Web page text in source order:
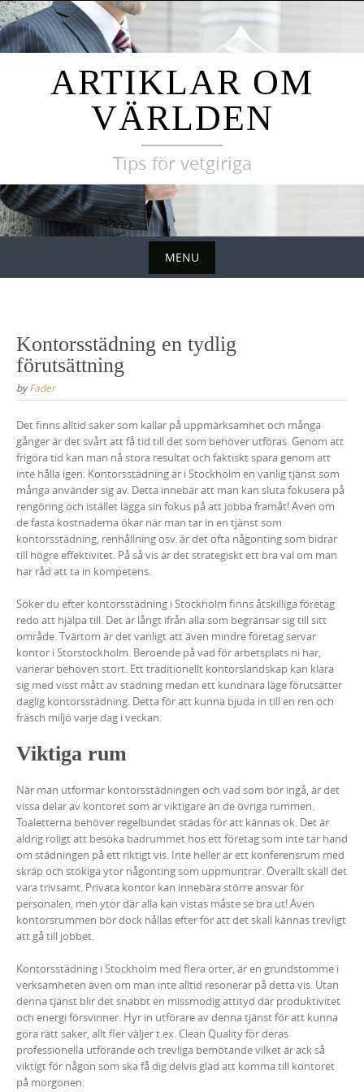
Skip
to
content
ARTIKLAR OM
VÄRLDEN
Tips för vetgiriga
MENU
content
Kontorsstädning en tydlig
förutsättning
byFader
Det finns alltid saker som kallar på uppmärksamhet och många
gånger är det svårt att få tid till det som behöver utföras. Genom att
frigöra tid kan man nå stora resultat och faktiskt spara genom att
inte hålla igen. Kontorsstädning är i Stockholm en vanlig tjänst som
många använder sig av. Detta innebär att man kan sluta fokusera på
rengöring och istället lägga sin fokus på att jobba framåt! Även om
de fasta kostnaderna ökar när man tar in en tjänst som
kontorsstädning, renhållning osv. är det ofta någonting som bidrar
till högre effektivitet. På så vis är det strategiskt ett bra val om man
har råd att ta in kompetens.
Söker du efter kontorsstädning i Stockholm finns åtskilliga företag
redo att hjälpa till. Det är långt ifrån alla som begränsar sig till sitt
område. Tvärtom är det vanligt att även mindre företag servar
kontor i Storstockholm. Beroende på vad för arbetsplats ni har,
varierar behoven stort. Ett traditionellt kontorslandskap kan klara
sig med visst mått av städning medan ett kundnära läge förutsätter
daglig kontorsstädning. Detta för att kunna bjuda in till en ren och
fräsch miljö varje dag i veckan.
Viktiga rum
När man utformar kontorsstädningen och vad som bör ingå, är det
vissa delar av kontoret som är viktigare än de övriga rummen.
Toaletterna behöver regelbundet städas för att kännas ok. Det är
aldrig roligt att besöka badrummet hos ett företag som inte tar hand
om städningen på ett riktigt vis. Inte heller är ett konferensrum med
skräp och stökiga ytor någonting som uppmuntrar. Överallt skall det
vara trivsamt. Privata kontor kan innebära större ansvar för
personalen, men ytor där alla kan vistas måste se bra ut! Även
kontorsrummen bör dock hållas efter för att det skall kännas trevligt
att gå till jobbet.
Kontorsstädning i Stockholm med flera orter, är en grundstomme i
verksamheten även om man inte alltid resonerar på detta vis. Utan
denna tjänst blir det snabbt en missmodig attityd där produktivitet
och energi försvinner. Hyr in utförare av denna tjänst för att kunna
göra rätt saker, allt fler väljer t.ex. Clean Quality för deras
professionella utförande och trevliga bemötande vilket är ack så
viktigt för någon som ska få dig delvis glad att komma till kontoret
på morgonen.